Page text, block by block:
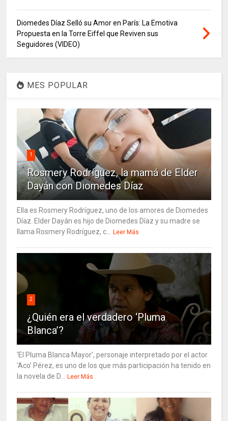
Diomedes Díaz Selló su Amor en París: La Emotiva
Propuesta en la Torre Eiffel que Reviven sus
Seguidores (VIDEO)
MES POPULAR
1
Rosmery Rodríguez, la mamá de Elder
Dayán con Diomedes Díaz
Ella es Rosmery Rodríguez, uno de los amores de Diomedes
Díaz. Elder Dayán es hijo de Diomedes Díaz y su madre se
llama Rosmery Rodríguez, c...
Leer Más
2
¿Quién era el verdadero ‘Pluma
Blanca’?
‘El Pluma Blanca Mayor’, personaje interpretado por el actor
‘Aco’ Pérez, es uno de los que más participación ha tenido en
la novela de D...
Leer Más